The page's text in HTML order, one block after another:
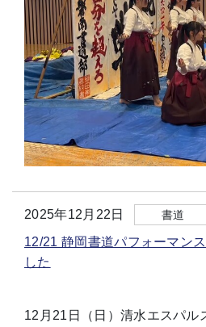
2025年12月22日 書道
12/21 静岡書道パフォーマン
した
12月21日（日）清水エスパル